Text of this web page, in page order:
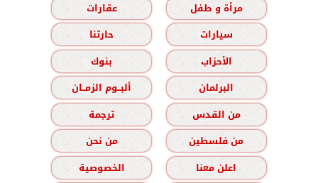
مرأة و طفل
عقارات
سيارات
حارتنا
الأحزاب
بنوك
البرلمان
ألبــوم الزمــان
من القدس
ترجمة
من فلسطين
من نحن
اعلن معنا
الخصوصية